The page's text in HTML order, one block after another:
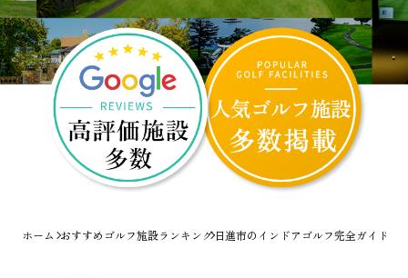
ホーム おすすめゴルフ施設ランキング日進市のインドアゴルフ完全ガイド！